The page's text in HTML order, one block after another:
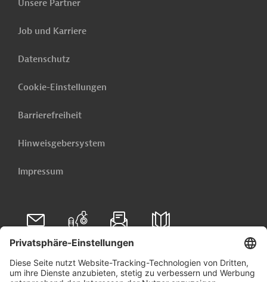
Unsere Partner
Job und Karriere
Datenschutz
Cookie-Einstellungen
Barrierefreiheit
Hinweisgebersystem
Impressum
Folgen Sie uns auf